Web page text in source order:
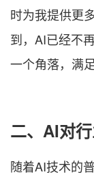
时为我提供更
到，AI已经不
一个角落，满
二、AI对
随着AI技术的